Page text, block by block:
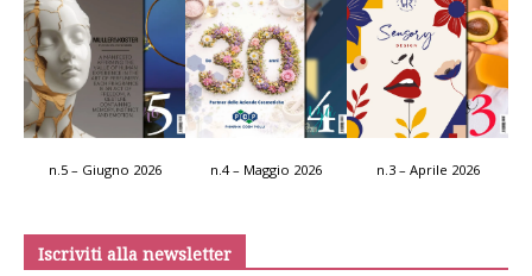
n.5 – Giugno 2026 n.4 – Maggio 2026 n.3 – Aprile 2026
Iscriviti alla newsletter